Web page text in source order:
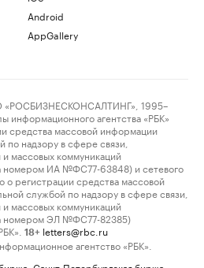
Android
AppGallery
1995–
агентства «РБК»
средства массовой информации
надзору в сфере связи,
массовых коммуникаций
номером ИА №ФС77-63848) и сетевого
о регистрации средства массовой
службой по надзору в сфере связи,
массовых коммуникаций
номером ЭЛ №ФС77-82385)
18+ letters@rbc.ru
агентство «РБК».